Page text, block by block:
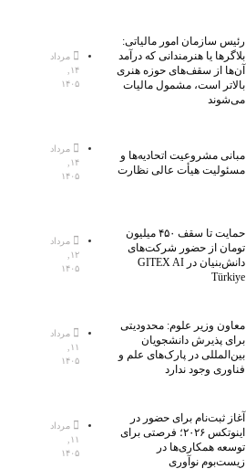
رئیس سازمان امور مالیاتی:
بلاگر‌ها یا هنرمندانی که درآمد
آن‌ها از سقف‌های حوزه هنری
بالاتر است، مشمول مالیات
می‌شوند
مرداد
۱۴,
۱۴۰۵
مبانی مشروعیت اتحادیه‌ها و
مسئولیت هیأت عالی نظارت
مرداد
۱۴,
۱۴۰۵
حمایت تا سقف ۴۵۰ میلیون
تومان از حضور شرکت‌های
دانش‌بنیان در GITEX AI
Türkiye
مرداد
۱۲,
۱۴۰۵
معاون وزیر علوم: محدودیتی
برای پذیرش دانشجویان
بین‌المللی در پارک‌های علم و
فناوری وجود ندارد
مرداد
۱۱,
۱۴۰۵
آغاز ثبت‌نام برای حضور در
اینوتکس ۲۰۲۶؛ فرصتی برای
توسعه همکاری‌ها در
زیست‌بوم نوآوری
مرداد
۱۱,
۱۴۰۵